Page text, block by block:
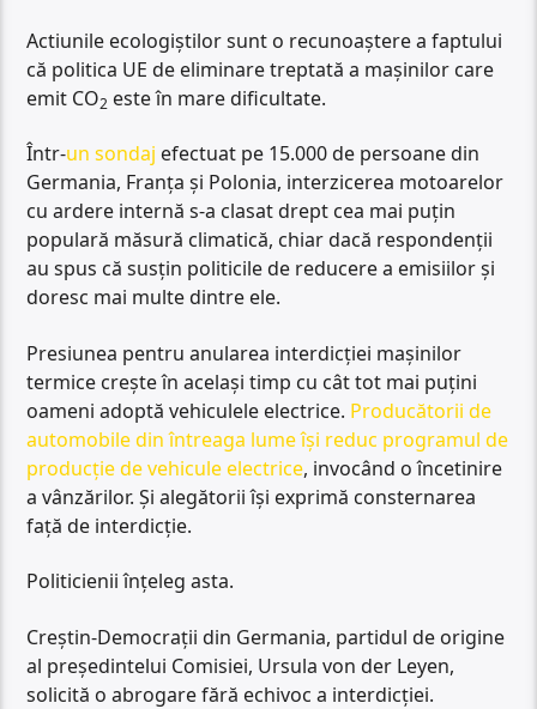
Actiunile ecologiștilor sunt o recunoaștere a faptului
că politica UE de eliminare treptată a mașinilor care
emit CO2 este în mare dificultate.
Într-un sondaj efectuat pe 15.000 de persoane din
Germania, Franța și Polonia, interzicerea motoarelor
cu ardere internă s-a clasat drept cea mai puțin
populară măsură climatică, chiar dacă respondenții
au spus că susțin politicile de reducere a emisiilor și
doresc mai multe dintre ele.
Presiunea pentru anularea interdicției mașinilor
termice crește în același timp cu cât tot mai puțini
oameni adoptă vehiculele electrice. Producătorii de
automobile din întreaga lume își reduc programul de
producție de vehicule electrice, invocând o încetinire
a vânzărilor. Și alegătorii își exprimă consternarea
față de interdicție.
Politicienii înțeleg asta.
Creștin-Democrații din Germania, partidul de origine
al președintelui Comisiei, Ursula von der Leyen,
solicită o abrogare fără echivoc a interdicției.